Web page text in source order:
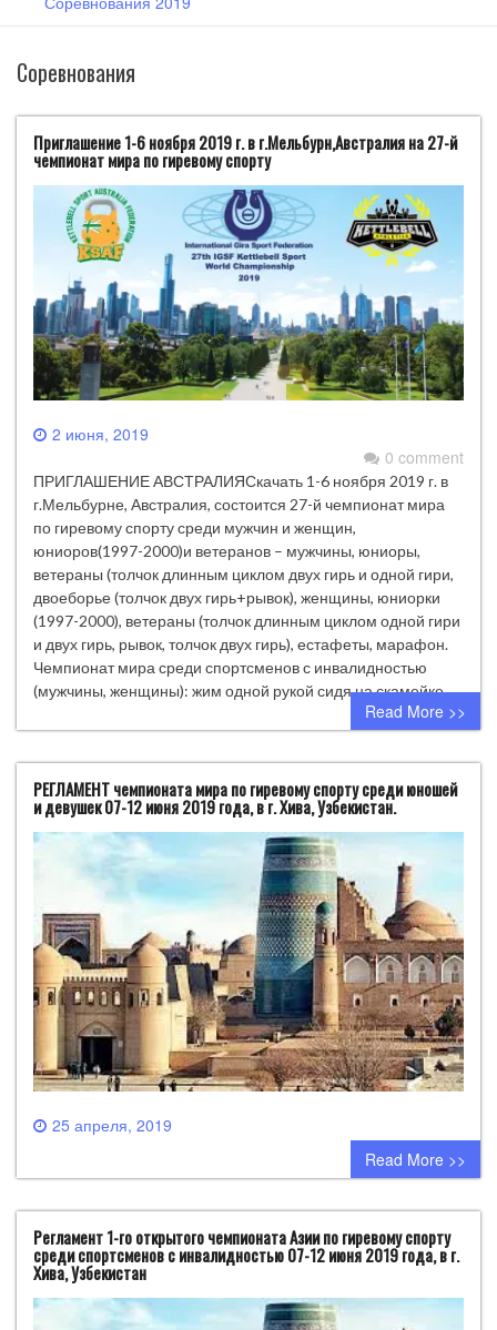
Соревнования
Приглашение 1-6 ноября 2019 г. в г.Мельбурн,Австралия на 27-й
чемпионат мира по гиревому спорту
2 июня, 2019
0 comment
ПРИГЛАШЕНИЕ АВСТРАЛИЯСкачать 1-6 ноября 2019 г. в
г.Мельбурне, Австралия, состоится 27-й чемпионат мира
по гиревому спорту среди мужчин и женщин,
юниоров(1997-2000)и ветеранов – мужчины, юниоры,
ветераны (толчок длинным циклом двух гирь и одной гири,
двоеборье (толчок двух гирь+рывок), женщины, юниорки
(1997-2000), ветераны (толчок длинным циклом одной гири
и двух гирь, рывок, толчок двух гирь), естафеты, марафон.
Чемпионат мира среди спортсменов с инвалидностью
(мужчины, женщины): жим одной рукой сидя на скамейке,…
Read More >>
РЕГЛАМЕНТ чемпионата мира по гиревому спорту среди юношей
и девушек 07-12 июня 2019 года, в г. Хива, Узбекистан.
25 апреля, 2019
0 comment
Read More >>
Pегламент 1-го открытого чемпионата Азии по гиревому спорту
среди спортсменов с инвалидностью 07-12 июня 2019 года, в г.
Хива, Узбекистан